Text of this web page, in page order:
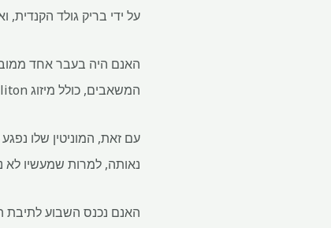
על ידי בריק גולד
האנם היה בעבר אחד
המשאבים, כולל מיזוג BHP Billiton ב-2001 ומיזוג 2012 של גלנקור ו-Xstrata.
נאותה, למרות שמעשיו לא